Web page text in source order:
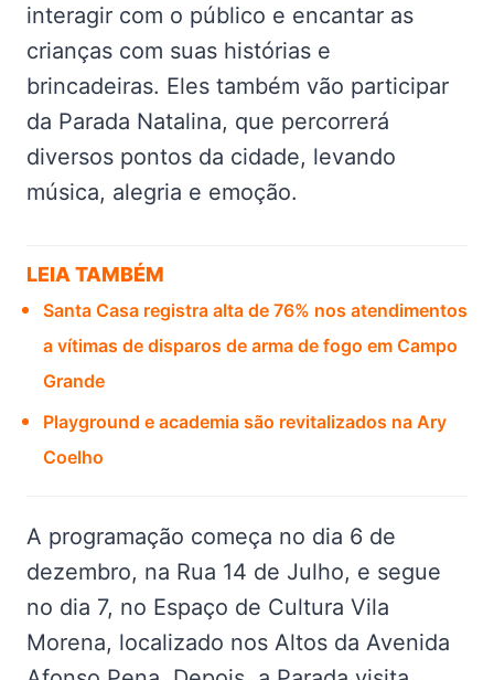
interagir com o público e encantar as
crianças com suas histórias e
brincadeiras. Eles também vão participar
da Parada Natalina, que percorrerá
diversos pontos da cidade, levando
música, alegria e emoção.
LEIA TAMBÉM
Santa Casa registra alta de 76% nos atendimentos
a vítimas de disparos de arma de fogo em Campo
Grande
Playground e academia são revitalizados na Ary
Coelho
A programação começa no dia 6 de
dezembro, na Rua 14 de Julho, e segue
no dia 7, no Espaço de Cultura Vila
Morena, localizado nos Altos da Avenida